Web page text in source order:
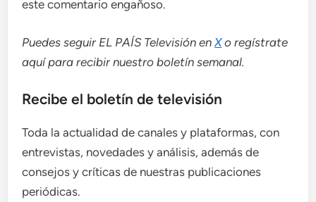
este comentario engañoso.
Puedes seguir EL PAÍS Televisión enXo regístrate
aquí para recibirnuestro boletín semanal.
Recibe el boletín de televisión
Toda la actualidad de canales y plataformas, con
entrevistas, novedades y análisis, además de
consejos y críticas de nuestras publicaciones
periódicas.